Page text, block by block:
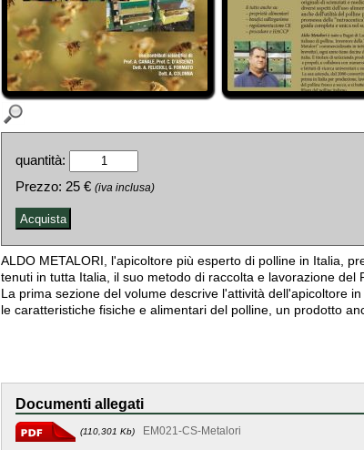
quantità:
Prezzo: 25 € (iva inclusa)
ALDO METALORI, l'apicoltore più esperto di polline in Italia,
tenuti in tutta Italia, il suo metodo di raccolta e lavorazione
La prima sezione del volume descrive l'attività dell'apicoltore
le caratteristiche fisiche e alimentari del polline, un prodotto
Documenti allegati
(110,301 Kb) EM021-CS-Metalori